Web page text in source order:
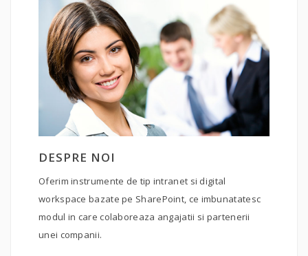
DESPRE NOI
Oferim instrumente de tip intranet si digital
workspace bazate pe SharePoint, ce imbunatatesc
modul in care colaboreaza angajatii si partenerii
unei companii.